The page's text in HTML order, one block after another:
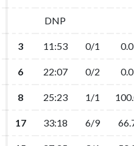
DNP
3 11:53 0/1 0.0
6 22:07 0/2 0.0
8 25:23 1/1
17 33:18 6/9
DNP
3 11:53 0/1 0.0
6 22:07 0/2 0.0
8 25:23 1/1
17 33:18 6/9